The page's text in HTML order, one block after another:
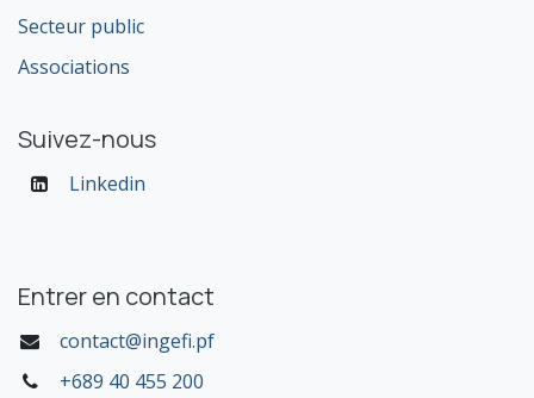
Secteur public
Associations
Suivez-nous
Linkedin
Entrer en contact
contact@ingefi.pf
+689 40 455 200